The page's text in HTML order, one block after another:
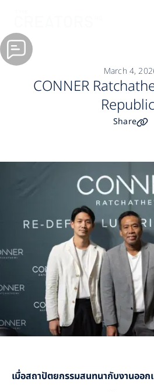
March 4,
CONNER
Share
เมื่อสถาปัตยกรรมสนทนากับงานออก